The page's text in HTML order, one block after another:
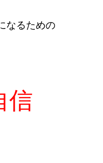
なるための
信